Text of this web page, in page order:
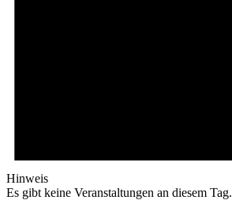
Hinweis
Es gibt keine Veranstaltungen an diesem Tag.